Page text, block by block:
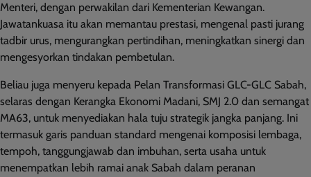
Menteri, dengan perwakilan dari Kementerian Kewangan.
Jawatankuasa itu akan memantau prestasi, mengenal pasti jurang
tadbir urus, mengurangkan pertindihan, meningkatkan sinergi dan
mengesyorkan tindakan pembetulan.
Beliau juga menyeru kepada Pelan Transformasi GLC-GLC Sabah,
selaras dengan Kerangka Ekonomi Madani, SMJ 2.0 dan semangat
MA63, untuk menyediakan hala tuju strategik jangka panjang. Ini
termasuk garis panduan standard mengenai komposisi lembaga,
tempoh, tanggungjawab dan imbuhan, serta usaha untuk
menempatkan lebih ramai anak Sabah dalam peranan